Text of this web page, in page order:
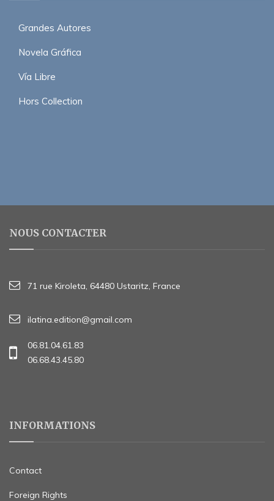
Grandes Autores
Novela Gráfica
Vía Libre
Hors Collection
NOUS CONTACTER
71 rue Kiroleta, 64480 Ustaritz, France
ilatina.edition@gmail.com
06.81.04.61.83
06.68.43.45.80
INFORMATIONS
Contact
Foreign Rights